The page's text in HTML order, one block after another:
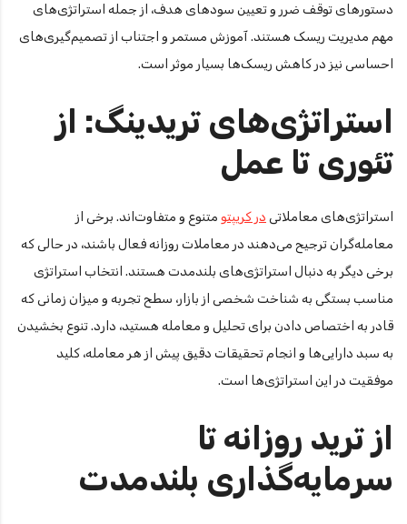
دستورهای توقف ضرر و تعیین سودهای هدف، از جمله استراتژی‌های
مهم مدیریت ریسک هستند. آموزش مستمر و اجتناب از تصمیم‌گیری‌های
احساسی نیز در کاهش ریسک‌ها بسیار موثر است.
استراتژی‌های تریدینگ: از
تئوری تا عمل
استراتژی‌های معاملاتی در کریپتو متنوع و متفاوت‌اند. برخی از
معامله‌گران ترجیح می‌دهند در معاملات روزانه فعال باشند، در حالی که
برخی دیگر به دنبال استراتژی‌های بلندمدت هستند. انتخاب استراتژی
مناسب بستگی به شناخت شخصی از بازار، سطح تجربه و میزان زمانی که
قادر به اختصاص دادن برای تحلیل و معامله هستید، دارد. تنوع بخشیدن
به سبد دارایی‌ها و انجام تحقیقات دقیق پیش از هر معامله، کلید
موفقیت در این استراتژی‌ها است.
از ترید روزانه تا
سرمایه‌گذاری بلندمدت